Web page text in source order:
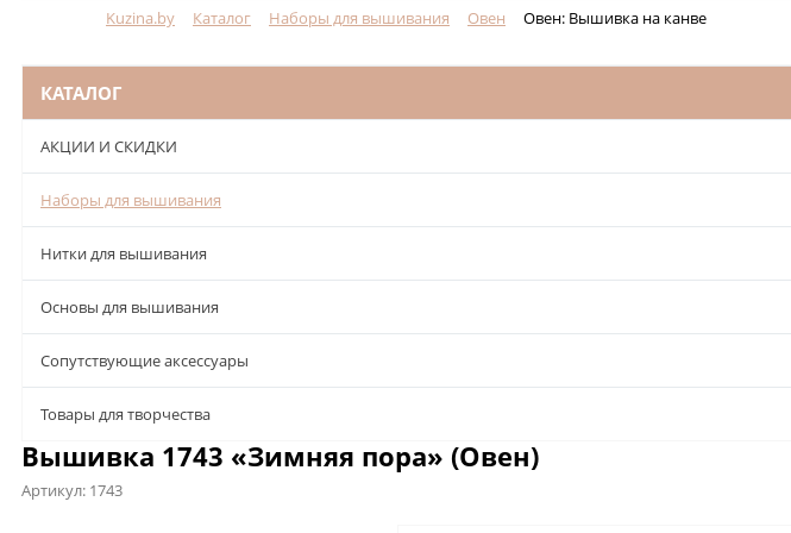
Kuzina.by Каталог Наборы для вышивания Овен Овен: Вышивка на канве
КАТАЛОГ
АКЦИИ И СКИДКИ
Наборы для вышивания
Нитки для вышивания
Основы для вышивания
Сопутствующие аксессуары
Товары для творчества
Вышивка 1743 «Зимняя пора» (Овен)
Артикул: 1743